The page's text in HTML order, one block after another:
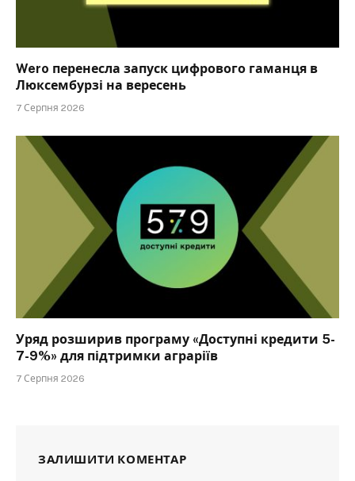
Wero перенесла запуск цифрового гаманця в
Люксембурзі на вересень
7 Серпня 2026
Уряд розширив програму «Доступні кредити 5-
7-9%» для підтримки аграріїв
7 Серпня 2026
ЗАЛИШИТИ КОМЕНТАР